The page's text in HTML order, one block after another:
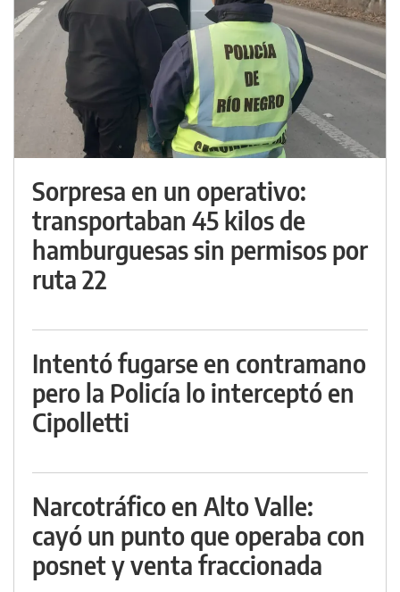
Sorpresa en un operativo:
transportaban 45 kilos de
hamburguesas sin permisos por
ruta 22
Intentó fugarse en contramano
pero la Policía lo interceptó en
Cipolletti
Narcotráfico en Alto Valle:
cayó un punto que operaba con
posnet y venta fraccionada